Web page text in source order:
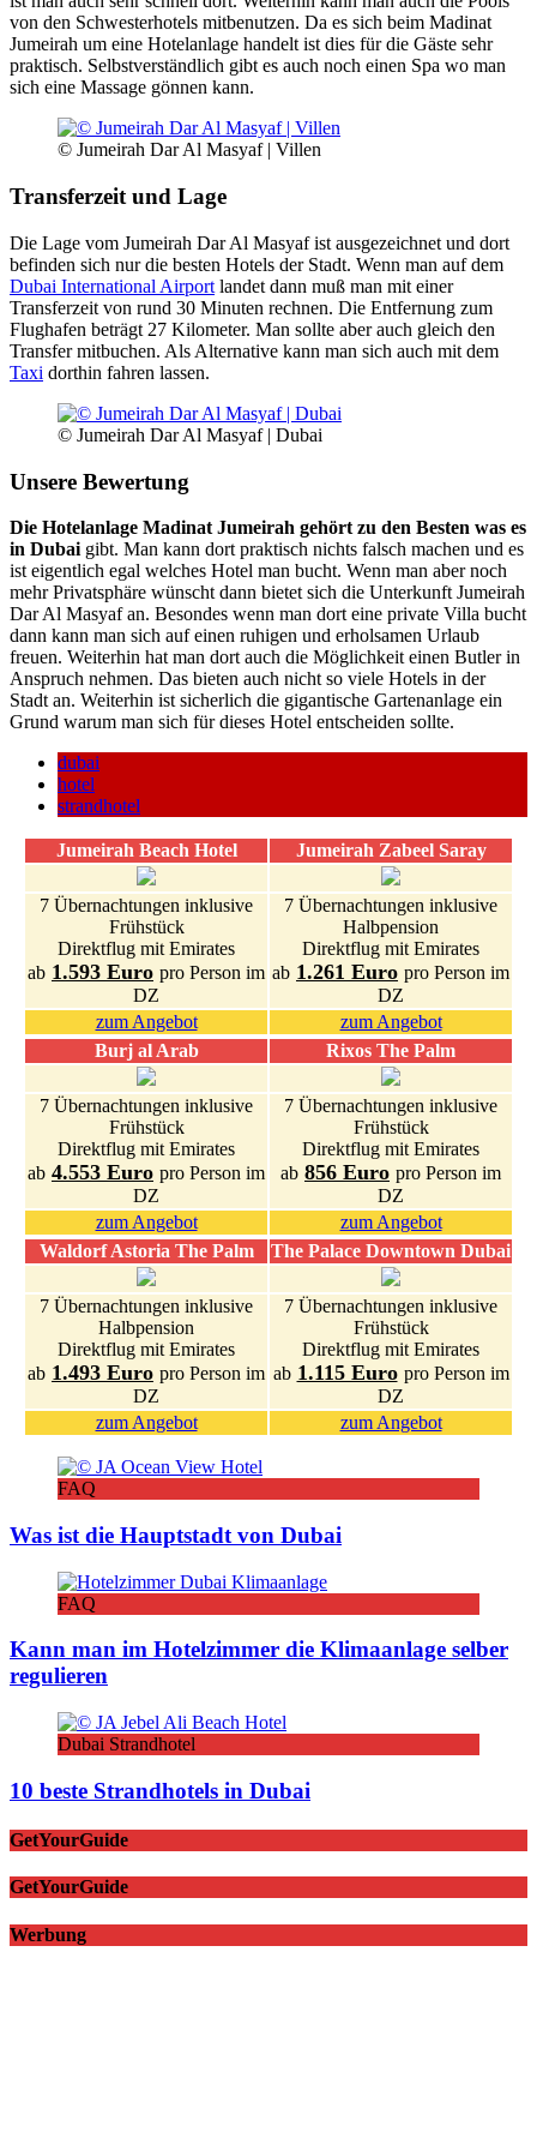
von den Schwesterhotels mitbenutzen. Da es sich beim Madinat
Jumeirah um eine Hotelanlage handelt ist dies für die Gäste sehr
praktisch. Selbstverständlich gibt es auch noch einen Spa wo man
sich eine Massage gönnen kann.
© Jumeirah Dar Al Masyaf | Villen
Transferzeit und Lage
Die Lage vom Jumeirah Dar Al Masyaf ist ausgezeichnet und dort
befinden sich nur die besten Hotels der Stadt. Wenn man auf dem
Dubai International Airport landet dann muß man mit einer
Transferzeit von rund 30 Minuten rechnen. Die Entfernung zum
Flughafen beträgt 27 Kilometer. Man sollte aber auch gleich den
Transfer mitbuchen. Als Alternative kann man sich auch mit dem
Taxi dorthin fahren lassen.
© Jumeirah Dar Al Masyaf | Dubai
Unsere Bewertung
Die Hotelanlage Madinat Jumeirah gehört zu den Besten was es
in Dubai gibt. Man kann dort praktisch nichts falsch machen und es
ist eigentlich egal welches Hotel man bucht. Wenn man aber noch
mehr Privatsphäre wünscht dann bietet sich die Unterkunft Jumeirah
Dar Al Masyaf an. Besondes wenn man dort eine private Villa bucht
dann kann man sich auf einen ruhigen und erholsamen Urlaub
freuen. Weiterhin hat man dort auch die Möglichkeit einen Butler in
Anspruch nehmen. Das bieten auch nicht so viele Hotels in der
Stadt an. Weiterhin ist sicherlich die gigantische Gartenanlage ein
Grund warum man sich für dieses Hotel entscheiden sollte.
dubai
hotel
strandhotel
Jumeirah Beach Hotel Jumeirah Zabeel Saray
7 Übernachtungen inklusive
Frühstück
Direktflug mit Emirates
ab 1.593 Euro pro Person im
DZ
7 Übernachtungen inklusive
Halbpension
Direktflug mit Emirates
ab 1.261 Euro pro Person im
DZ
zum Angebot
zum Angebot
Burj al Arab
Rixos The Palm
7 Übernachtungen inklusive
Frühstück
Direktflug mit Emirates
ab 4.553 Euro pro Person im
DZ
7 Übernachtungen inklusive
Frühstück
Direktflug mit Emirates
ab 856 Euro pro Person im
DZ
zum Angebot
zum Angebot
Waldorf Astoria The Palm
The Palace Downtown Dubai
7 Übernachtungen inklusive
Halbpension
Direktflug mit Emirates
ab 1.493 Euro pro Person im
DZ
7 Übernachtungen inklusive
Frühstück
Direktflug mit Emirates
ab 1.115 Euro pro Person im
DZ
zum Angebot
zum Angebot
FAQ
Was ist die Hauptstadt von Dubai
FAQ
Kann man im Hotelzimmer die Klimaanlage selber
regulieren
Dubai Strandhotel
10 beste Strandhotels in Dubai
GetYourGuide
GetYourGuide
Werbung